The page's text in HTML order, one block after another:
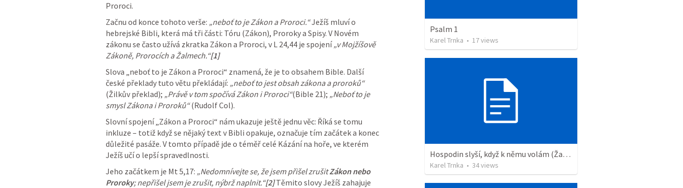
Proroci.
Začnu od konce tohoto verše: „neboť to je Zákon a Proroci.“ Ježíš mluví o
hebrejské Bibli, která má tři části: Tóru (Zákon), Proroky a Spisy. V Novém
zákonu se často užívá zkratka Zákon a Proroci, v L 24,44 je spojení „v Mojžíšově
Zákoně, Prorocích a Žalmech.“[1]
Slova „neboť to je Zákon a Proroci“ znamená, že je to obsahem Bible. Další
české překlady tuto větu překládají: „neboť to jest obsah zákona a proroků“
(Žilkův překlad); „Právě v tom spočívá Zákon i Proroci“(Bible 21); „Neboť to je
smysl Zákona i Proroků“ (Rudolf Col).
Slovní spojení „Zákon a Proroci“ nám ukazuje ještě jednu věc: Říká se tomu
inkluze – totiž když se nějaký text v Bibli opakuje, označuje tím začátek a konec
důležité pasáže. V tomto případě jde o téměř celé Kázání na hoře, ve kterém
Ježíš učí o lepší spravedlnosti.
Jeho začátkem je Mt 5,17: „Nedomnívejte se, že jsem přišel zrušit Zákon nebo
Proroky; nepřišel jsem je zrušit, nýbrž naplnit.“[2] Těmito slovy Ježíš zahajuje
Psalm 1
Karel Trnka • 17views
Hospodin slyší, když k němu volám (Žalm 4)
Karel Trnka • 34views